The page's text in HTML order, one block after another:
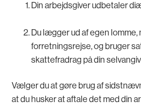
Din arbejdsgiver udbetaler
Du lægger ud af egen lomme,
forretningsrejse, og bruger
skattefradrag på din
Vælger du at gøre brug af
at du husker at aftale det med din